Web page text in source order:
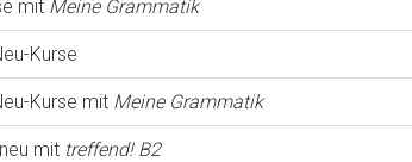
mit Meine Grammatik
Kurse
Kurse mit Meine Grammatik
mit treffend! B2